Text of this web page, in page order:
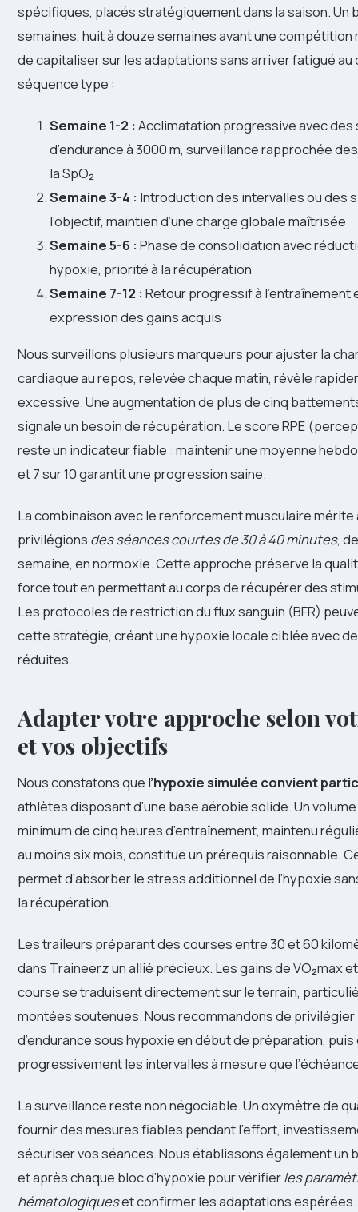
spécifiques, placés stratégiquement dans la saison. Un
semaines, huit à douze semaines avant une
de capitaliser sur les adaptations sans arriver fatigué au
séquence type :
Semaine 1-2 : Acclimatation progressive avec des
d’endurance à 3000 m, surveillance rapprochée
la SpO₂
Semaine 3-4 : Introduction des intervalles ou des
l’objectif, maintien d’une charge globale maîtrisée
Semaine 5-6 : Phase de consolidation avec
hypoxie, priorité à la récupération
Semaine 7-12 : Retour progressif à l’entraînement
expression des gains acquis
Nous surveillons plusieurs marqueurs pour ajuster la
cardiaque au repos, relevée chaque matin, révèle
excessive. Une augmentation de plus de cinq
signale un besoin de récupération. Le score RPE
reste un indicateur fiable : maintenir une moyenne
et 7 sur 10 garantit une progression saine.
La combinaison avec le renforcement musculaire
privilégions des séances courtes de 30 à 40 minutes,
semaine, en normoxie. Cette approche préserve la
force tout en permettant au corps de récupérer des
Les protocoles de restriction du flux sanguin (BFR)
cette stratégie, créant une hypoxie locale ciblée avec
réduites.
Adapter votre approche selon
et vos objectifs
Nous constatons que l’hypoxie simulée convient
athlètes disposant d’une base aérobie solide. Un
minimum de cinq heures d’entraînement, maintenu
au moins six mois, constitue un prérequis raisonnable.
permet d’absorber le stress additionnel de l’hypoxie
la récupération.
Les traileurs préparant des courses entre 30 et 60
dans Traineerz un allié précieux. Les gains de VO₂max
course se traduisent directement sur le terrain,
montées soutenues. Nous recommandons de
d’endurance sous hypoxie en début de préparation, puis
progressivement les intervalles à mesure que
La surveillance reste non négociable. Un oxymètre de
fournir des mesures fiables pendant l’effort,
sécuriser vos séances. Nous établissons également un
et après chaque bloc d’hypoxie pour vérifierles
hématologiqueset confirmer les adaptations espérées.